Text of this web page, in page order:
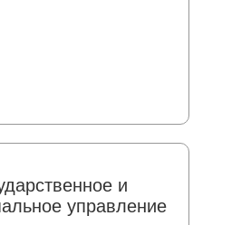
и
управление